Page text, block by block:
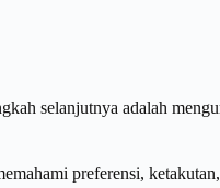
selanjutnya adalah
preferensi,